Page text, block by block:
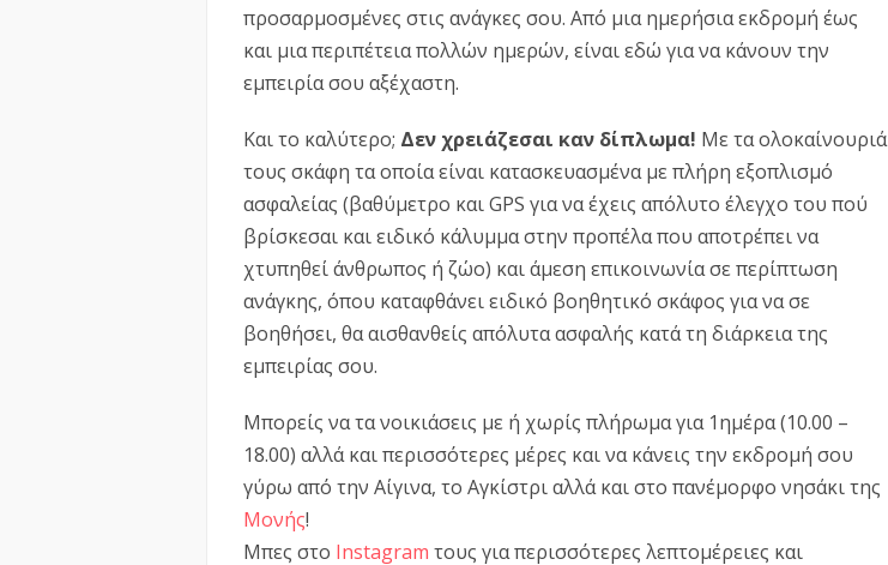
προσαρμοσμένες στις ανάγκες σου. Από μια ημερήσια εκδρομή έως
και μια περιπέτεια πολλών ημερών, είναι εδώ για να κάνουν την
εμπειρία σου αξέχαστη.
Και το καλύτερο; Δεν χρειάζεσαι καν δίπλωμα! Με τα ολοκαίνουριά
τους σκάφη τα οποία είναι κατασκευασμένα με πλήρη εξοπλισμό
ασφαλείας (βαθύμετρο και GPS για να έχεις απόλυτο έλεγχο του πού
βρίσκεσαι και ειδικό κάλυμμα στην προπέλα που αποτρέπει να
χτυπηθεί άνθρωπος ή ζώο) και άμεση επικοινωνία σε περίπτωση
ανάγκης, όπου καταφθάνει ειδικό βοηθητικό σκάφος για να σε
βοηθήσει, θα αισθανθείς απόλυτα ασφαλής κατά τη διάρκεια της
εμπειρίας σου.
Μπορείς να τα νοικιάσεις με ή χωρίς πλήρωμα για 1ημέρα (10.00 –
18.00) αλλά και περισσότερες μέρες και να κάνεις την εκδρομή σου
γύρω από την Αίγινα, το Αγκίστρι αλλά και στο πανέμορφο νησάκι της
Μονής!
Μπες στο Instagram τους για περισσότερες λεπτομέρειες και